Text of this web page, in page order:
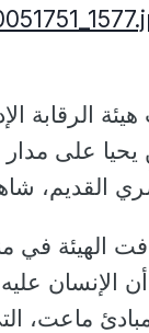
الرقابة
على مدار
القديم،
الهيئة في
الإنسان
ماعت،